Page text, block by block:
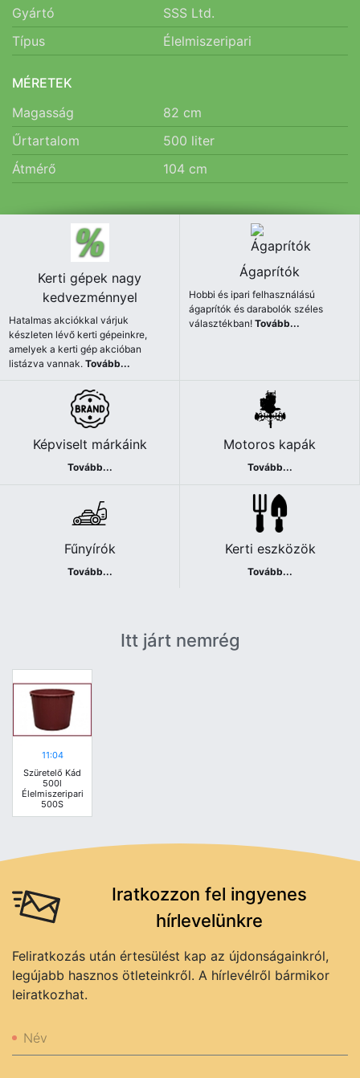
Gyártó
SSS Ltd.
Típus
Élelmiszeripari
MÉRETEK
Magasság
82 cm
Űrtartalom
500 liter
Átmérő
104 cm
Kerti gépek nagy
kedvezménnyel
Hatalmas akciókkal várjuk
készleten lévő kerti gépeinkre,
amelyek a kerti gép akcióban
listázva vannak.Tovább...
Ágaprítók
Hobbi és ipari felhasználású
ágaprítók és darabolók széles
választékban!Tovább...
Képviselt márkáink
Tovább...
Motoros kapák
Tovább...
Fűnyírók
Tovább...
Kerti eszközök
Tovább...
Itt járt nemrég
11:04
Szüretelő Kád
500l
Élelmiszeripari
500S
Iratkozzon fel ingyenes
hírlevelünkre
Feliratkozás után értesülést kap az újdonságainkról,
legújabb hasznos ötleteinkről. A hírlevélről bármikor
leiratkozhat.
Név